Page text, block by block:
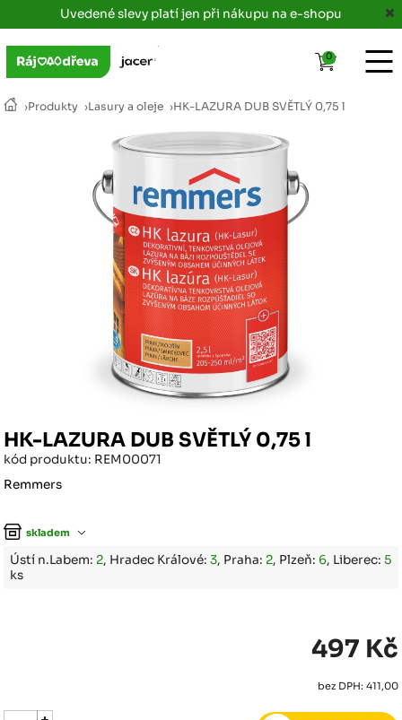
Uvedené slevy platí jen při nákupu na e-shopu
›Produkty ›Lasury a oleje ›HK-LAZURA DUB SVĚTLÝ 0,75 l
HK-LAZURA DUB SVĚTLÝ 0,75 l
kód produktu: REM00071
Remmers
skladem
Ústí n.Labem: 2, Hradec Králové:3, Praha: 2, Plzeň: 6, Liberec:5
ks
497 Kč
bez DPH: 411,00
0